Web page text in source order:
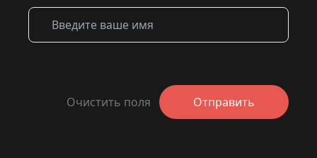
Очистить поля Отправить